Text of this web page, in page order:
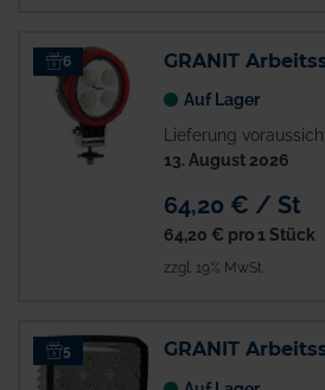
6 GRANIT
Auf Lager
Lieferung
13. August 2026
64,20 € / St
64,20 € pro 1 Stück
zzgl. 19% MwSt.
5 GRANIT